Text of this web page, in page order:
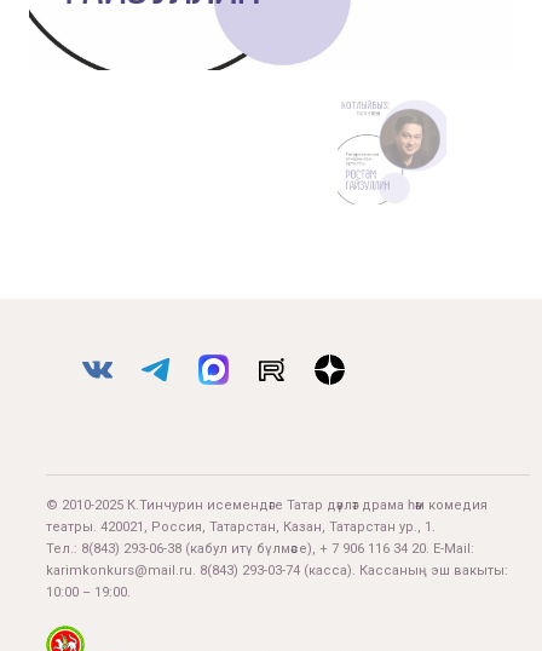
© 2010-2025 К.Тинчурин исемендәге Татар дәүләт драма һәм комедия
театры. 420021, Россия, Татарстан, Казан, Татарстан ур., 1.
Тел.: 8(843) 293-06-38 (кабул итү бүлмәсе), + 7 906 116 34 20. E-Mail:
karimkonkurs@mail.ru. 8(843) 293-03-74 (касса). Кассаның эш вакыты:
10:00 – 19:00.